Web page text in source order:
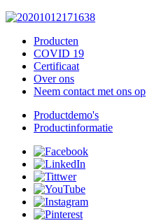
Producten
COVID 19
Certificaat
Over ons
Neem contact met ons op
Productdemo's
Productinformatie